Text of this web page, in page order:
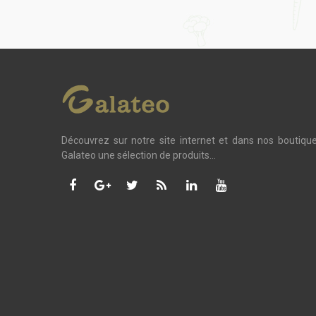
Découvrez sur notre site internet et dans nos
Galateo une sélection de produits...